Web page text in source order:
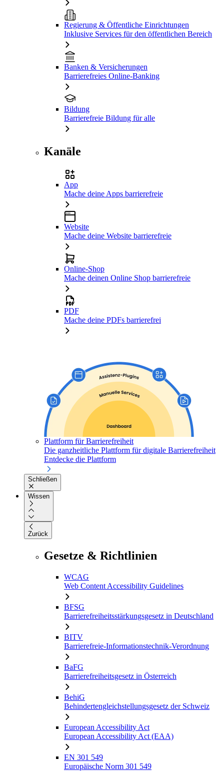
Regierung & Öffentliche Einrichtungen
Inklusive Services für den öffentlichen Bereich
Banken & Versicherungen
Barrierefreies Online-Banking
Bildung
Barrierefreie Bildung für alle
Kanäle
App
Mache deine Apps barrierefreie
Website
Mache deine Website barrierefreie
Online-Shop
Mache deinen Online Shop barrierefreie
PDF
Mache deine PDFs barrierefrei
Plattform für Barrierefreiheit
Die ganzheitliche Plattform für digitale Barrierefreiheit
Entdecke die Plattform
Schließen
Wissen
Zurück
Gesetze & Richtlinien
WCAG
Web Content Accessibility Guidelines
BFSG
Barrierefreiheitsstärkungsgesetz in Deutschland
BITV
Barrierefreie-Informationstechnik-Verordnung
BaFG
Barrierefreiheitsgesetz in Österreich
BehiG
Behindertengleichstellungsgesetz der Schweiz
European Accessibility Act
European Accessibility Act (EAA)
EN 301 549
Europäische Norm 301 549